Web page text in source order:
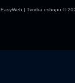
EasyWeb | Tvorba eshopu ©